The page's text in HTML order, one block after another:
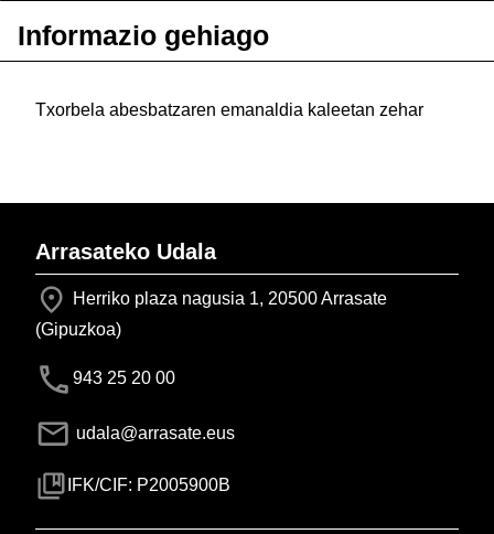
Informazio gehiago
Txorbela abesbatzaren emanaldia kaleetan zehar
Arrasateko Udala
Herriko plaza nagusia 1, 20500 Arrasate
(Gipuzkoa)
943 25 20 00
udala@arrasate.eus
IFK/CIF: P2005900B